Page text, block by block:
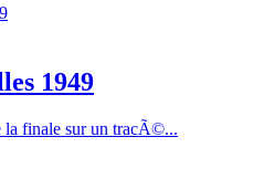
1949
la finale sur un tracÃ©...